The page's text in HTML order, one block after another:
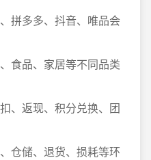
拼多多、抖音、唯品会
食品、家居等不同品类
、返现、积分兑换、团
仓储、退货、损耗等环